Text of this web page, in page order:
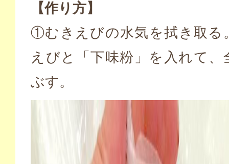
【作り方】
①むきえびの水気を拭き取る
えびと「下味粉」を入れて、
ぶす。